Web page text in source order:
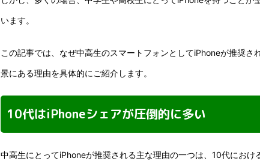
います。
この記事では、なぜ中高生のスマートフォンとしてiPhoneが推奨さ
景にある理由を具体的にご紹介します。
10代はiPhoneシェアが圧倒的に多い
中高生にとってiPhoneが推奨される主な理由の一つは、10代におけ